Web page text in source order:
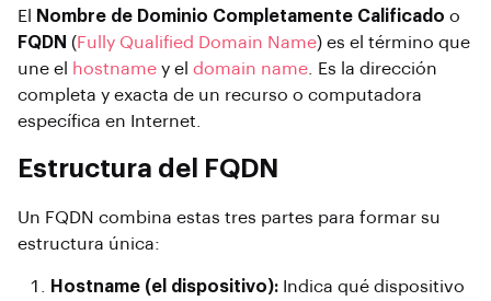
El Nombre de Dominio Completamente Calificado o
FQDN (Fully Qualified Domain Name) es el término que
une el
hostname y el domain name . Es la dirección
completa y exacta de un recurso o computadora
específica en Internet.
Estructura del FQDN
Un FQDN combina estas tres partes para formar su
estructura única:
Hostname (el dispositivo): Indica qué dispositivo